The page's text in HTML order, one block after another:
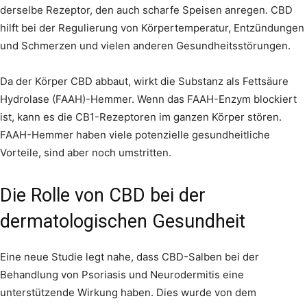
derselbe Rezeptor, den auch scharfe Speisen anregen. CBD
hilft bei der Regulierung von Körpertemperatur, Entzündungen
und Schmerzen und vielen anderen Gesundheitsstörungen.
Da der Körper CBD abbaut, wirkt die Substanz als Fettsäure
Hydrolase (FAAH)-Hemmer. Wenn das FAAH-Enzym blockiert
ist, kann es die CB1-Rezeptoren im ganzen Körper stören.
FAAH-Hemmer haben viele potenzielle gesundheitliche
Vorteile, sind aber noch umstritten.
Die Rolle von CBD bei der
dermatologischen Gesundheit
Eine neue Studie legt nahe, dass CBD-Salben bei der
Behandlung von Psoriasis und Neurodermitis eine
unterstützende Wirkung haben. Dies wurde von dem